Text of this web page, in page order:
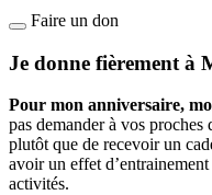
Faire un don
Je donne fièrement à
Pour mon anniversaire,
pas demander à vos
plutôt que de recevoir un
avoir un effet
activités.